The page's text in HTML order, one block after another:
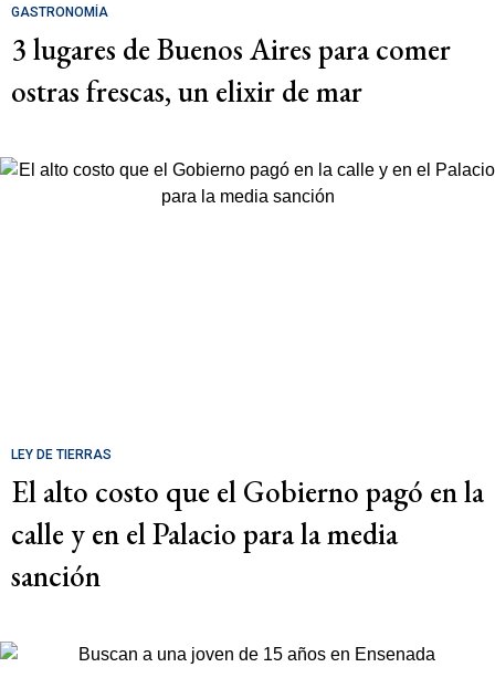
GASTRONOMÍA
3 lugares de Buenos Aires para comer
ostras frescas, un elixir de mar
LEY DE TIERRAS
El alto costo que el Gobierno pagó en la
calle y en el Palacio para la media
sanción